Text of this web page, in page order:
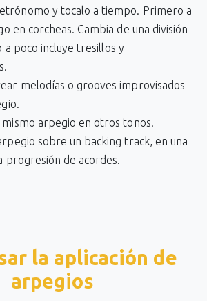
y tocalo a tiempo. Primero a
en corcheas. Cambia de una división
a poco incluye tresillos y
melodías o grooves improvisados
mismo arpegio en otros tonos.
sobre un backing track, en una
progresión de acordes.
la aplicación de
arpegios